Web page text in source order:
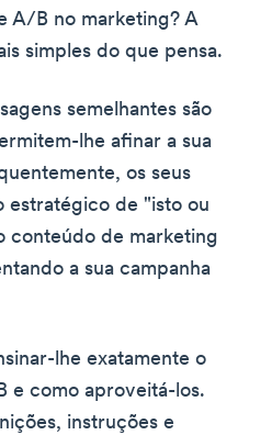
A/B no marketing? A
simples do que pensa.
semelhantes são
lhe afinar a sua
os seus
estratégico de "isto ou
conteúdo de marketing
a sua campanha
lhe exatamente o
e como aproveitá-los.
instruções e